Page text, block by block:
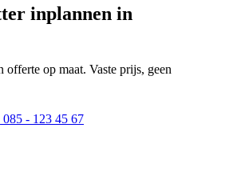
inplannen in
offerte op maat. Vaste prijs, geen
085 - 123 45 67